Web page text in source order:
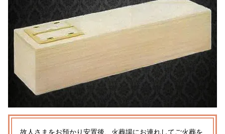
故人さまをお預かり安置後、火葬場にお連れしてご火葬を